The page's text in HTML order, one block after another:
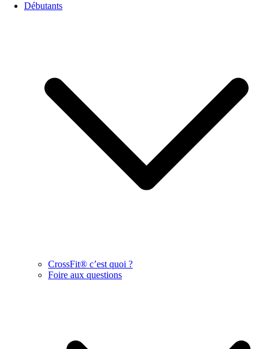
Débutants
CrossFit® c’est quoi ?
Foire aux questions